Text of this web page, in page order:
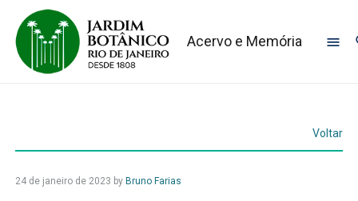
Acervo e Memória
Voltar
24 de janeiro de 2023 by Bruno Farias